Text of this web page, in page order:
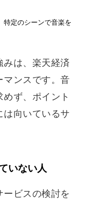
特定のシーンで音楽を
みは、楽天経済
マンスです。音
ず、ポイント
は向いているサ
いない人
ビスの検討を